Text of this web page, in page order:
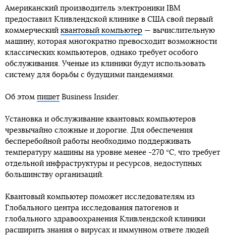
Американский производитель электроники IBM
предоставил Кливлендской клинике в США свой первый
коммерческий квантовый компьютер — вычислительную
машину, которая многократно превосходит возможности
классических компьютеров, однако требует особого
обслуживания. Ученые из клиники будут использовать
систему для борьбы с будущими пандемиями.
Об этом пишет Business Insider.
Установка и обслуживание квантовых компьютеров
чрезвычайно сложные и дорогие. Для обеспечения
бесперебойной работы необходимо поддерживать
температуру машины на уровне менее -270 °С, что требует
отдельной инфраструктуры и ресурсов, недоступных
большинству организаций.
Квантовый компьютер поможет исследователям из
Глобального центра исследования патогенов и
глобального здравоохранения Кливлендской клиники
расширить знания о вирусах и иммунном ответе людей